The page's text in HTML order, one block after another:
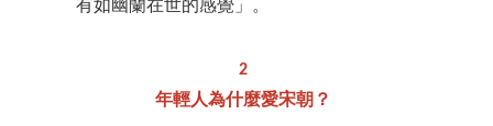
有如幽蘭在世的感覺」。
2
年輕人為什麼愛宋朝？